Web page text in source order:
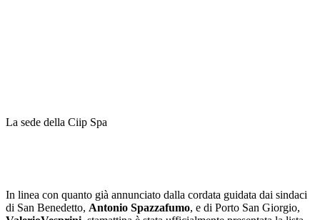
La sede della Ciip Spa
In linea con quanto già annunciato dalla cordata guidata dai sindaci
di San Benedetto, Antonio Spazzafumo, e di Porto San Giorgio,